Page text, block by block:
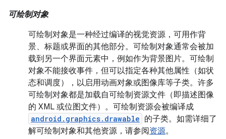
可绘制对象
可绘制对象是一种经过编译的视觉资源，可用作背
景、标题或界面的其他部分。可绘制对象通常会被加
载到另一个界面元素中，例如作为背景图片。可绘制
对象不能接收事件，但可以指定各种其他属性（如状
态和调度），以启用动画对象或图像库等子类。许多
可绘制对象都是加载自可绘制资源文件（即描述图像
的 XML 或位图文件）。可绘制资源会被编译成
android.graphics.drawable 的子类。如需详细了
解可绘制对象和其他资源，请参阅资源。